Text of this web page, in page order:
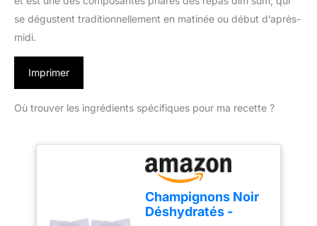
se dégustent traditionnellement en matinée ou début d’après-
midi.
Imprimer
Où trouver les ingrédients spécifiques pour ma recette ?
Champignons Noir
Déshydratés -